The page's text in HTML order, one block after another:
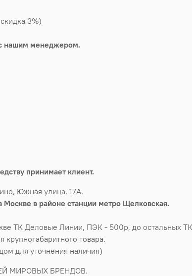
3%)
с нашим менеджером.
принимает клиент.
Южная улица, 17А.
Москве в районе станции метро Щелковская.
ТК Деловые Линии, ПЭК - 500р, до остальных ТК
товара.
для уточнения наличия)
МИРОВЫХ БРЕНДОВ.